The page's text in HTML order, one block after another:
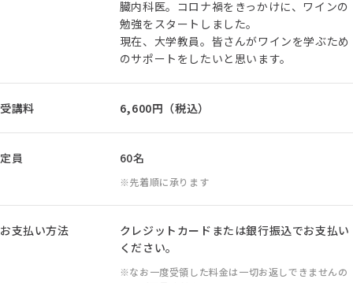
臓内科医。コロナ禍をきっかけに、ワインの
勉強をスタートしました。
現在、大学教員。皆さんがワインを学ぶため
のサポートをしたいと思います。
受講料 6,600円（税込）
定員 60名
先着順に承ります
お支払い方法
クレジットカードまたは銀行振込でお支払い
ください。
なお一度受領した料金は一切お返しできませんの